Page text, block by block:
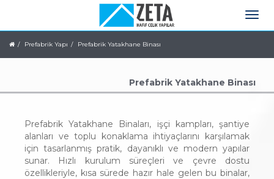
Prefabrik Yapı Prefabrik Yatakhane Binası
Prefabrik Yatakhane Binası
Prefabrik Yatakhane Binaları, işçi kampları, şantiye
alanları ve toplu konaklama ihtiyaçlarını karşılamak
için tasarlanmış pratik, dayanıklı ve modern yapılar
sunar. Hızlı kurulum süreçleri ve çevre dostu
özellikleriyle, kısa sürede hazır hale gelen bu binalar,